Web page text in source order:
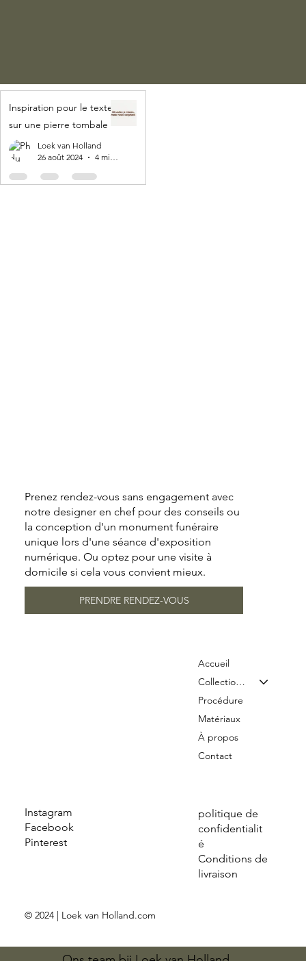
Inspiration pour le texte
sur une pierre tombale
Loek van Holland
26 août 2024
4 min de lecture
Instagram
Facebook
Pinterest
politique de
confidentialit
é
Conditions de
livraison
Accueil
Collection & Tarifs
Procédure
Matériaux
À propos
Contact
© 2024 | Loek van Holland.com
Prenez rendez-vous sans engagement avec
notre designer en chef pour des conseils ou
la conception d'un monument funéraire
unique lors d'une séance d'exposition
numérique. Ou optez pour une visite à
domicile si cela vous convient mieux.
PRENDRE RENDEZ-VOUS